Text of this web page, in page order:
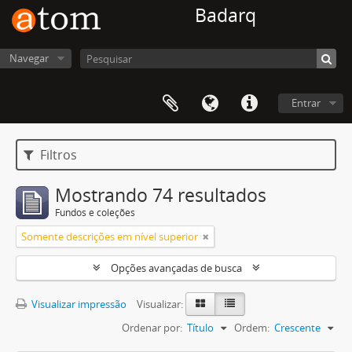
Badarq
Navegar
Entrar
Filtros
Mostrando 74 resultados
Fundos e coleções
Somente descrições em nível superior
Opções avançadas de busca
Visualizar impressão
Visualizar:
Ordenar por: Título Ordem: Crescente